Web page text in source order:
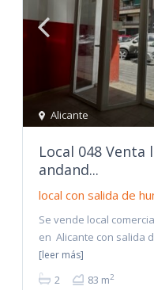
Alicante
Local 048
andand...
local con salida de
Se vende local
en Alicante con salida
[leer más]
2 83 m2